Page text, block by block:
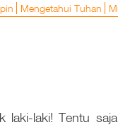
Mengetahui Tuhan
laki! Tentu